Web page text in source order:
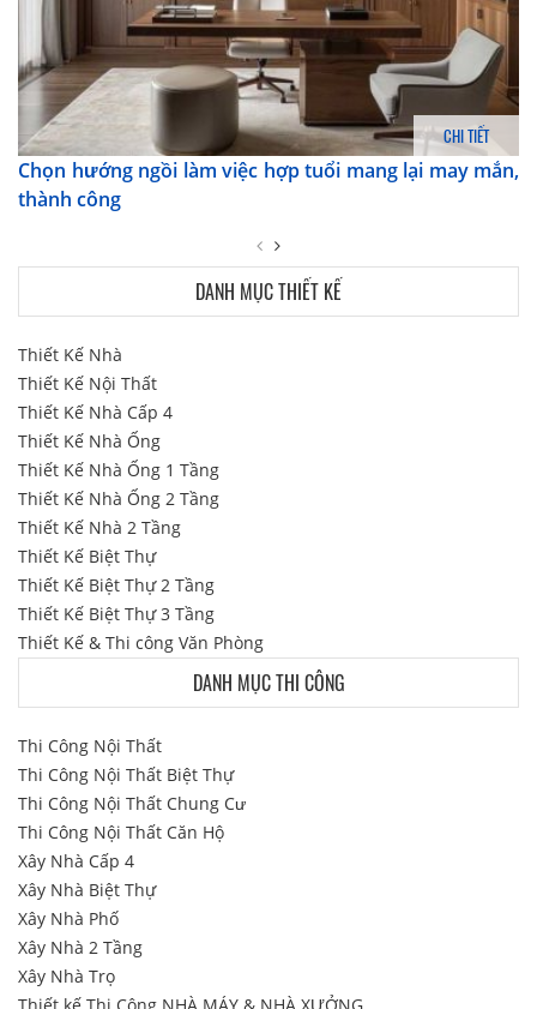
CHI TIẾT
Chọn hướng ngồi làm việc hợp tuổi mang lại may mắn,
thành công
DANH MỤC THIẾT KẾ
Thiết Kế Nhà
Thiết Kế Nội Thất
Thiết Kế Nhà Cấp 4
Thiết Kế Nhà Ống
Thiết Kế Nhà Ống 1 Tầng
Thiết Kế Nhà Ống 2 Tầng
Thiết Kế Nhà 2 Tầng
Thiết Kế Biệt Thự
Thiết Kế Biệt Thự 2 Tầng
Thiết Kế Biệt Thự 3 Tầng
Thiết Kế & Thi công Văn Phòng
DANH MỤC THI CÔNG
Thi Công Nội Thất
Thi Công Nội Thất Biệt Thự
Thi Công Nội Thất Chung Cư
Thi Công Nội Thất Căn Hộ
Xây Nhà Cấp 4
Xây Nhà Biệt Thự
Xây Nhà Phố
Xây Nhà 2 Tầng
Xây Nhà Trọ
Thiết kế Thi Công NHÀ MÁY & NHÀ XƯỞNG